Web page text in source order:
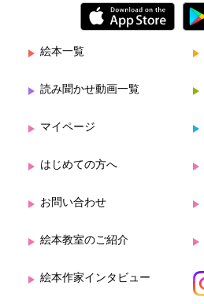
絵本一覧
読み聞かせ動画一覧
マイページ
はじめての方へ
お問い合わせ
絵本教室のご紹介
絵本作家インタビュー